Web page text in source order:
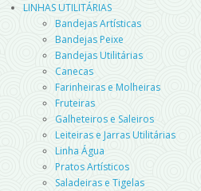
LINHAS UTILITÁRIAS
Bandejas Artísticas
Bandejas Peixe
Bandejas Utilitárias
Canecas
Farinheiras e Molheiras
Fruteiras
Galheteiros e Saleiros
Leiteiras e Jarras Utilitárias
Linha Água
Pratos Artísticos
Saladeiras e Tigelas